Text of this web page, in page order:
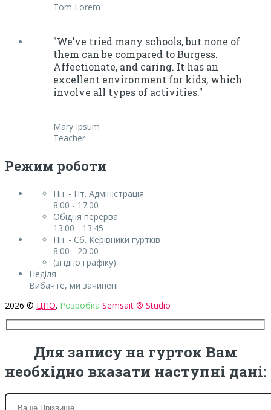
Tom Lorem
"We’ve tried many schools, but none of
them can be compared to Burgess.
Affectionate, and caring. It has an
excellent environment for kids, which
involve all types of activities."
Mary Ipsum
Teacher
Режим роботи
Пн. - Пт. Адміністрація
8:00 - 17:00
Обідня перерва
13:00 - 13:45
Пн. - Сб. Керівники гуртків
8:00 - 20:00
(згідно графіку)
Неділя
Вибачте, ми зачинені
2026 © ЦПО. Розробка Semsait ® Studio
Для запису на гурток Вам
необхідно вказати наступні дані: